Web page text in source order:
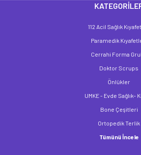
112 Acil Sağlık
Paramedik
Cerrahi Forma
Doktor Scrups
Önlükler
UMKE - Evde Sağlık-
Bone Çeşitleri
Ortopedik Terlik
Tümünü İncele